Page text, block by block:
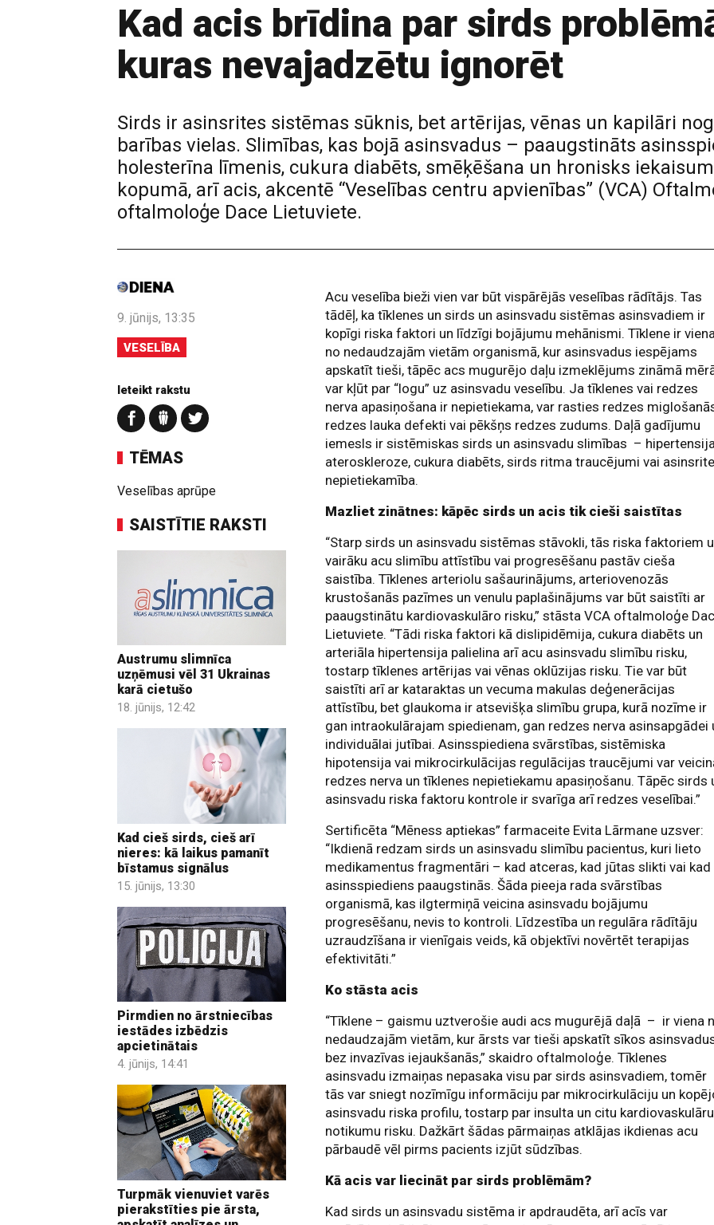
Kad acis brīdina par sirds
kuras nevajadzētu ignorēt
Sirds ir asinsrites sistēmas sūknis, bet artērijas, vēnas un kapilāri
barības vielas. Slimības, kas bojā asinsvadus – paaugstināts
holesterīna līmenis, cukura diabēts, smēķēšana un hronisks
kopumā, arī acis, akcentē “Veselības centru apvienības” (VCA)
oftalmoloģe Dace Lietuviete.
9. jūnijs, 13:35
VESELĪBA
Ieteikt rakstu
TĒMAS
Veselības aprūpe
SAISTĪTIE RAKSTI
Austrumu slimnīca
uzņēmusi vēl 31 Ukrainas
karā cietušo
18. jūnijs, 12:42
Kad cieš sirds, cieš arī
nieres: kā laikus pamanīt
bīstamus signālus
15. jūnijs, 13:30
Pirmdien no ārstniecības
iestādes izbēdzis
apcietinātais
4. jūnijs, 14:41
Turpmāk vienuviet varēs
pierakstīties pie ārsta,
Acu veselība bieži vien var būt vispārējās veselības rādītājs. Tas
tādēļ, ka tīklenes un sirds un asinsvadu sistēmas asinsvadiem ir
kopīgi riska faktori un līdzīgi bojājumu mehānismi. Tīklene ir
no nedaudzajām vietām organismā, kur asinsvadus iespējams
apskatīt tieši, tāpēc acs mugurējo daļu izmeklējums zināmā
var kļūt par “logu” uz asinsvadu veselību. Ja tīklenes vai redzes
nerva apasiņošana ir nepietiekama, var rasties redzes
redzes lauka defekti vai pēkšņs redzes zudums. Daļā gadījumu
iemesls ir sistēmiskas sirds un asinsvadu slimības –
ateroskleroze, cukura diabēts, sirds ritma traucējumi vai
nepietiekamība.
Mazliet zinātnes: kāpēc sirds un acis tik cieši saistītas
“Starp sirds un asinsvadu sistēmas stāvokli, tās riska faktoriem
vairāku acu slimību attīstību vai progresēšanu pastāv cieša
saistība. Tīklenes arteriolu sašaurinājums, arteriovenozās
krustošanās pazīmes un venulu paplašinājums var būt saistīti ar
paaugstinātu kardiovaskulāro risku,” stāsta VCA oftalmoloģe
Lietuviete. “Tādi riska faktori kā dislipidēmija, cukura diabēts un
arteriāla hipertensija palielina arī acu asinsvadu slimību risku,
tostarp tīklenes artērijas vai vēnas oklūzijas risku. Tie var būt
saistīti arī ar kataraktas un vecuma makulas deģenerācijas
attīstību, bet glaukoma ir atsevišķa slimību grupa, kurā nozīme ir
gan intraokulārajam spiedienam, gan redzes nerva asinsapgādei
individuālai jutībai. Asinsspiediena svārstības, sistēmiska
hipotensija vai mikrocirkulācijas regulācijas traucējumi var
redzes nerva un tīklenes nepietiekamu apasiņošanu. Tāpēc sirds
asinsvadu riska faktoru kontrole ir svarīga arī redzes veselībai.”
Sertificēta “Mēness aptiekas” farmaceite Evita Lārmane uzsver:
“Ikdienā redzam sirds un asinsvadu slimību pacientus, kuri lieto
medikamentus fragmentāri – kad atceras, kad jūtas slikti vai kad
asinsspiediens paaugstinās. Šāda pieeja rada svārstības
organismā, kas ilgtermiņā veicina asinsvadu bojājumu
progresēšanu, nevis to kontroli. Līdzestība un regulāra rādītāju
uzraudzīšana ir vienīgais veids, kā objektīvi novērtēt terapijas
efektivitāti.”
Ko stāsta acis
“Tīklene – gaismu uztverošie audi acs mugurējā daļā – ir viena
nedaudzajām vietām, kur ārsts var tieši apskatīt sīkos
bez invazīvas iejaukšanās,” skaidro oftalmoloģe. Tīklenes
asinsvadu izmaiņas nepasaka visu par sirds asinsvadiem, tomēr
tās var sniegt nozīmīgu informāciju par mikrocirkulāciju un
asinsvadu riska profilu, tostarp par insulta un citu kardiovaskulāru
notikumu risku. Dažkārt šādas pārmaiņas atklājas ikdienas acu
pārbaudē vēl pirms pacients izjūt sūdzības.
Kā acis var liecināt par sirds problēmām?
Kad sirds un asinsvadu sistēma ir apdraudēta, arī acīs var